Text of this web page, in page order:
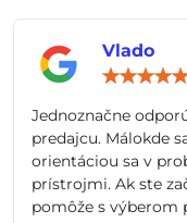
Vlado
Jednoznačne
predajcu. Málokde
orientáciou sa v
prístrojmi. Ak ste
pomôže s výberom